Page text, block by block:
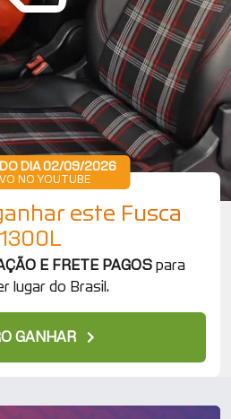
DIA 02/09/2026
NO YOUTUBE
este Fusca
1300L
E FRETE PAGOSpara
lugar do Brasil.
GANHAR